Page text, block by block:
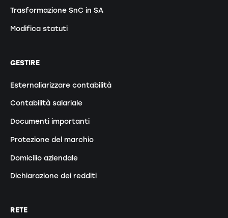
Trasformazione SnC in SA
Modifica statuti
GESTIRE
Esternaliarizzare contabilità
Contabilità salariale
Documenti importanti
Protezione del marchio
Domicilio aziendale
Dichiarazione dei redditi
RETE